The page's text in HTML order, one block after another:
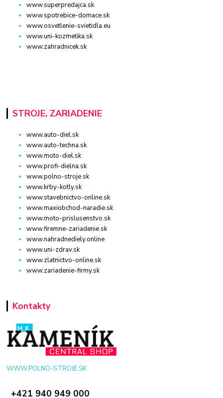
www.superpredajca.sk
www.spotrebice-domace.sk
www.osvetlenie-svietidla.eu
www.uni-kozmetika.sk
www.zahradnicek.sk
STROJE, ZARIADENIE
www.auto-diel.sk
www.auto-techna.sk
www.moto-diel.sk
www.profi-dielna.sk
www.polno-stroje.sk
www.krby-kotly.sk
www.stavebnictvo-online.sk
www.maxiobchod-naradie.sk
www.moto-prislusenstvo.sk
www.firemne-zariadenie.sk
www.nahradnediely.online
www.uni-zdrav.sk
www.zlatnictvo-online.sk
www.zariadenie-firmy.sk
Kontakty
WWW.POLNO-STROJE.SK
+421 940 949 000